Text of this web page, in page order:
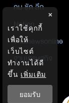
คม ชัด ลึก
Nation
Thainewsonline
ฐานเศรษฐกิจ
×
เราใช้คุกกี้
เพื่อให้
เว็บไซต์
ทำงานได้ดี
ขึ้น เพิ่มเติม
ยอมรับ